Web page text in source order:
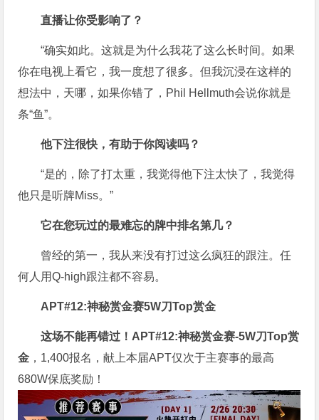
直播让你受影响了？
“确实如此。这就是为什么我花了这么长时间。如果
你在电视上看它，我一度想了很多。但我沉浸在这样的
想法中，天哪，如果你错了，Phil Hellmuth会说你就是
条“鱼”。
他下注很快，有助于你阅读吗？
“是的，除了打太重，我觉得他下注太快了，我觉得
他只是听牌Miss。”
它在您玩过的最难忘的牌中排名第几？
曾经的第一，我从来没有打过这么疯狂的跟注。任
何人用Q-high跟注都不容易。
APT#12:神秘赏金赛5W刀Top赏金
这场不能再错过！ APT#12:神秘赏金赛-5W刀Top赏
金 ，1,400报名，献上本届APT仅次于主赛事的最高
680W保底奖励！